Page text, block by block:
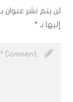
لن يتم نشر عنوان
إليها بـ *